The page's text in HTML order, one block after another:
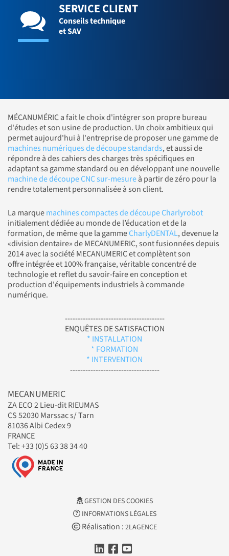
SERVICE CLIENT
Conseils technique
et SAV
MÉCANUMÉRIC a fait le choix d'intégrer son propre bureau
d'études et son usine de production. Un choix ambitieux qui
permet aujourd'hui à l'entreprise de proposer une gamme de
machines numériques de découpe standards, et aussi de
répondre à des cahiers des charges très spécifiques en
adaptant sa gamme standard ou en développant une nouvelle
machine de découpe CNC sur-mesureà partir de zéro pour la
rendre totalement personnalisée à son client.
La marquemachines compactes de découpe Charlyrobot
initialement dédiée au monde de l’éducation et de la
formation, de même que la gammeCharlyDENTAL, devenue la
«division dentaire» de MECANUMERIC, sont fusionnées depuis
2014 avec la société MECANUMERIC et complètent son
offre intégrée et 100% française, véritable concentré de
technologie et reflet du savoir-faire en conception et
production d'équipements industriels à commande
numérique.
---------------------------------------
ENQUÊTES DE SATISFACTION
* INSTALLATION
* FORMATION
* INTERVENTION
-----------------------------------
MECANUMERIC
ZA ECO 2 Lieu-dit RIEUMAS
CS 52030 Marssac s/ Tarn
81036 Albi Cedex 9
FRANCE
Tel: +33 (0)5 63 38 34 40
GESTION DES COOKIES
INFORMATIONS LÉGALES
Réalisation : 2LAGENCE